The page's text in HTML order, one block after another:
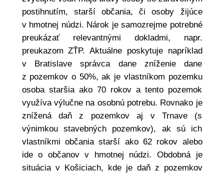
postihnutím, starší občania, či osoby žijúce
v hmotnej núdzi. Nárok je samozrejme potrebné
preukázať relevantnými dokladmi, napr.
preukazom ZŤP. Aktuálne poskytuje napríklad
v Bratislave správca dane zníženie dane
z pozemkov o 50%, ak je vlastníkom pozemku
osoba staršia ako 70 rokov a tento pozemok
využíva výlučne na osobnú potrebu. Rovnako je
znížená daň z pozemkov aj v Trnave (s
výnimkou stavebných pozemkov), ak sú ich
vlastníkmi občania starší ako 62 rokov alebo
ide o občanov v hmotnej núdzi. Obdobná je
situácia v Košiciach, kde je daň z pozemkov